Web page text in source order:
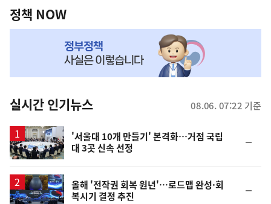
책
NOW,
뉴
스
정책 NOW
실시간 인기뉴스 08.06. 07:22 기준
'서울대 10개 만들기' 본격화…거점 국립
대 3곳 신속 선정
일
올해 '전작권 회복 원년'…로드맵 완성·회
복시기 결정 추진